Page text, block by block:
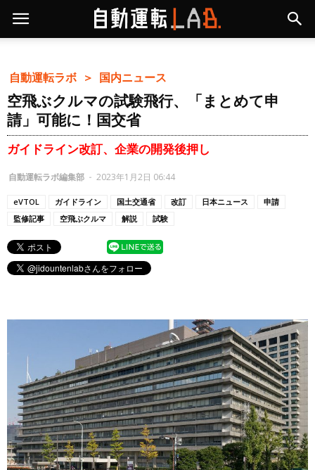
自動運転ラボ ＞ 国内ニュース
空飛ぶクルマの試験飛行、「まとめて申
請」可能に！国交省
ガイドライン改訂、企業の開発後押し
自動運転ラボ編集部 - 2023年1月2日 06:44
eVTOL ガイドライン 国土交通省 改訂 日本ニュース
申請
監修記事
空飛ぶクルマ 解説 試験